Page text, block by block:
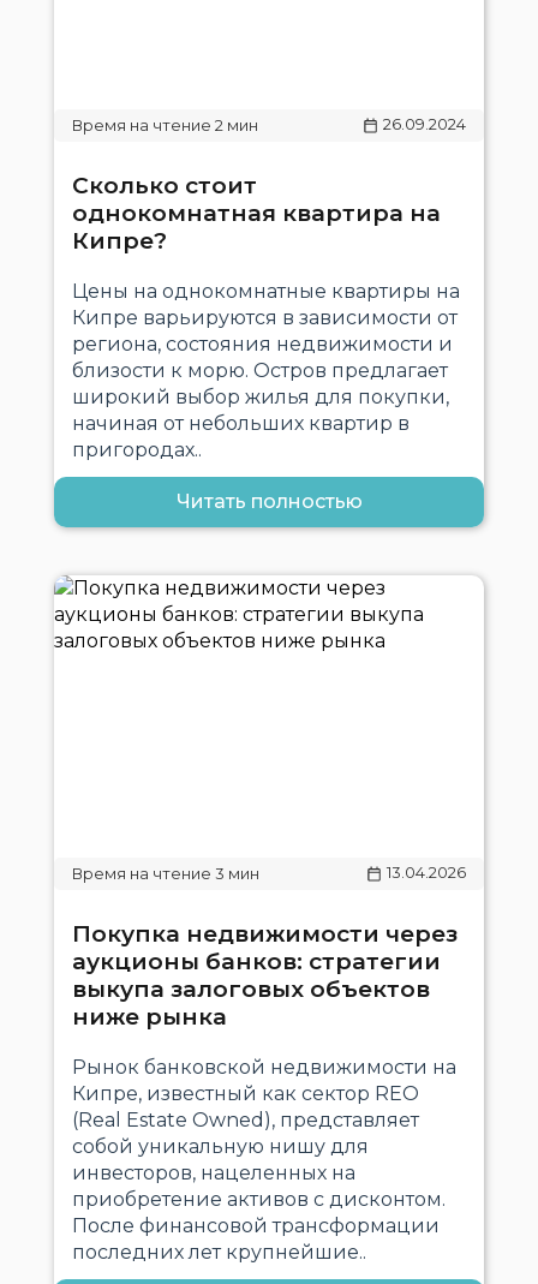
26.09.2024
Сколько стоит
однокомнатная квартира на
Кипре?
Цены на однокомнатные квартиры на
Кипре варьируются в зависимости от
региона, состояния недвижимости и
близости к морю. Остров предлагает
широкий выбор жилья для покупки,
начиная от небольших квартир в
пригородах..
Читать полностью
13.04.2026
Покупка недвижимости через
аукционы банков: стратегии
выкупа залоговых объектов
ниже рынка
Рынок банковской недвижимости на
Кипре, известный как сектор REO
(Real Estate Owned), представляет
собой уникальную нишу для
инвесторов, нацеленных на
приобретение активов с дисконтом.
После финансовой трансформации
последних лет крупнейшие..